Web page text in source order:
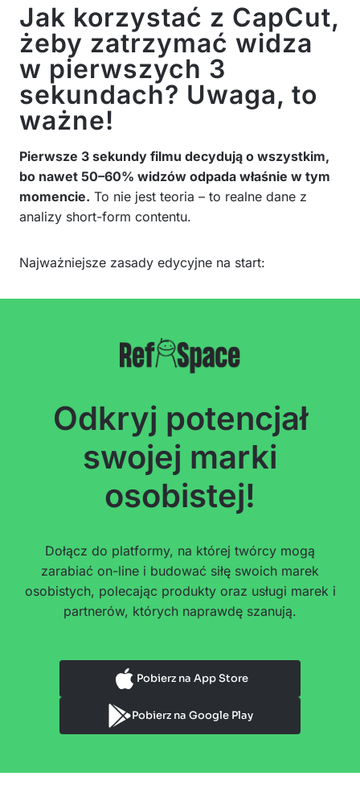
Jak korzystać z CapCut,
żeby zatrzymać widza
w pierwszych 3
sekundach? Uwaga, to
ważne!
Pierwsze 3 sekundy filmu decydują o wszystkim,
bo nawet 50–60% widzów odpada właśnie w tym
momencie. To nie jest teoria – to realne dane z
analizy short-form contentu.
Najważniejsze zasady edycyjne na start:
Odkryj potencjał
swojej marki
osobistej!
Dołącz do platformy, na której twórcy mogą
zarabiać on-line i budować siłę swoich marek
osobistych, polecając produkty oraz usługi marek i
partnerów, których naprawdę szanują.
Pobierz na App Store
Pobierz na Google Play